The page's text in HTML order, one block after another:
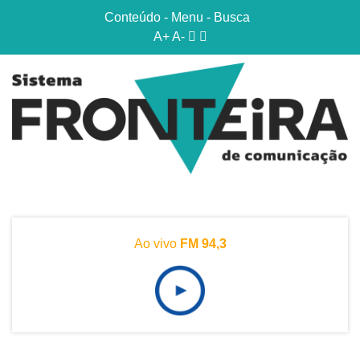
Conteúdo - Menu - Busca
A+ A-
Ao vivo FM 94,3